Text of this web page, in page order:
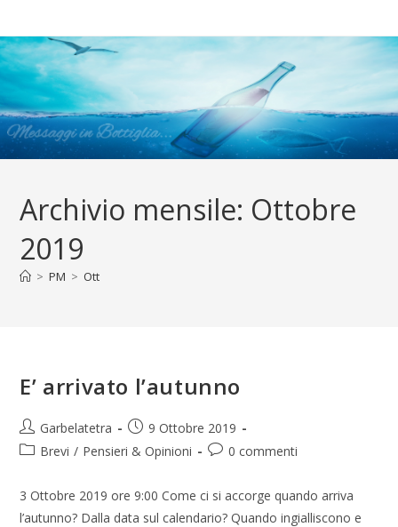
al
contenuto
Archivio mensile: Ottobre
2019
> PM > Ott
E’ arrivato l’autunno
Autore
dell'articolo:
Garbelatetra
Articolo
pubblicato:
9 Ottobre 2019
Categoria
Brevi / Pensieri & Opinioni
Commenti
0 commenti
3 Ottobre 2019 ore 9:00 Come ci si accorge quando arriva
l’autunno? Dalla data sul calendario? Quando ingialliscono e